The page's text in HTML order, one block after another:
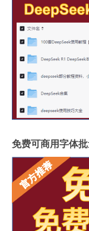
免费可商用字体